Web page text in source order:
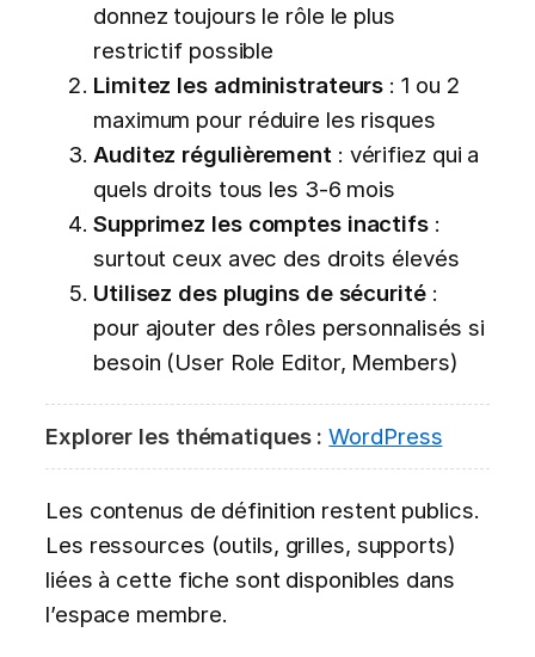
donnez toujours le rôle le plus
restrictif possible
Limitez les administrateurs : 1 ou 2
maximum pour réduire les risques
Auditez régulièrement : vérifiez qui a
quels droits tous les 3-6 mois
Supprimez les comptes inactifs :
surtout ceux avec des droits élevés
Utilisez des plugins de sécurité:
pour ajouter des rôles personnalisés si
besoin (User Role Editor, Members)
Explorer les thématiques :WordPress
Les contenus de définition restent publics.
Les ressources (outils, grilles, supports)
liées à cette fiche sont disponibles dans
l’espace membre.